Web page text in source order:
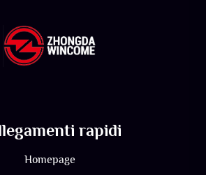
rapidi
Homepage